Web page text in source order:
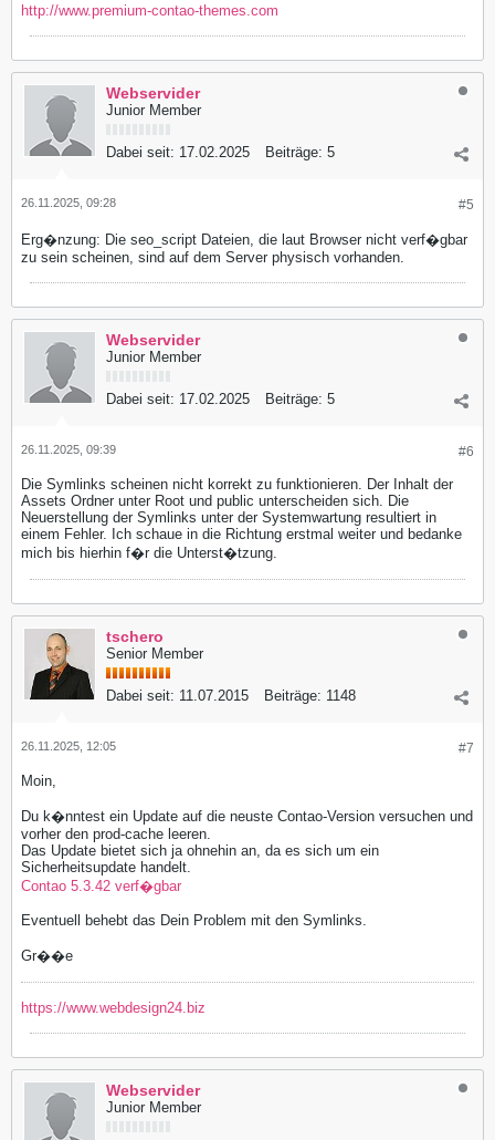
http://www.premium-contao-themes.com
Webservider
Junior Member
Dabei seit: 17.02.2025 Beiträge: 5
#5
26.11.2025, 09:28
Erg�nzung: Die seo_script Dateien, die laut Browser nicht verf�gbar
zu sein scheinen, sind auf dem Server physisch vorhanden.
Webservider
Junior Member
Dabei seit: 17.02.2025 Beiträge: 5
#6
26.11.2025, 09:39
Die Symlinks scheinen nicht korrekt zu funktionieren. Der Inhalt der
Assets Ordner unter Root und public unterscheiden sich. Die
Neuerstellung der Symlinks unter der Systemwartung resultiert in
einem Fehler. Ich schaue in die Richtung erstmal weiter und bedanke
mich bis hierhin f�r die Unterst�tzung.
tschero
Senior Member
Dabei seit: 11.07.2015 Beiträge: 1148
#7
26.11.2025, 12:05
Moin,
Du k�nntest ein Update auf die neuste Contao-Version versuchen und
vorher den prod-cache leeren.
Das Update bietet sich ja ohnehin an, da es sich um ein
Sicherheitsupdate handelt.
Contao 5.3.42 verf�gbar
Eventuell behebt das Dein Problem mit den Symlinks.
Gr��e
https://www.webdesign24.biz
Webservider
Junior Member